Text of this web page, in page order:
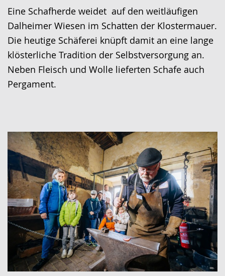
Sprache
wechseln.
Unterstützung.
in
Deutscher
Gebärdensprache
wird
angezeigt.
Eine Schafherde weidet auf den weitläufigen
Dalheimer Wiesen im Schatten der Klostermauer.
Die heutige Schäferei knüpft damit an eine lange
klösterliche Tradition der Selbstversorgung an.
Neben Fleisch und Wolle lieferten Schafe auch
Pergament.